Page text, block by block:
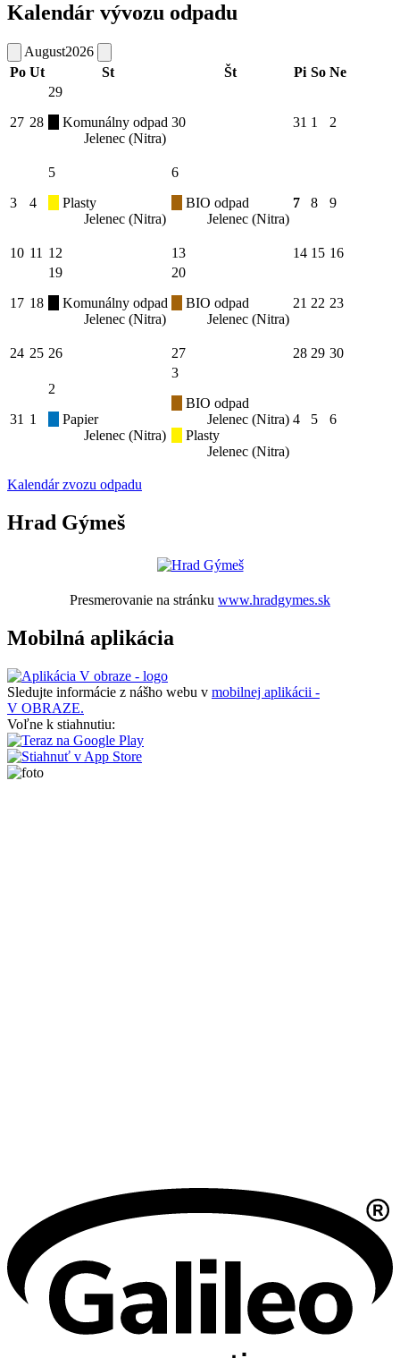
Kalendár vývozu odpadu
August2026
Po Ut St Št Pi So Ne
27 28
29
Komunálny odpad
Jelenec (Nitra)
30 31 1 2
3 4
5
Plasty
Jelenec (Nitra)
6
BIO odpad
Jelenec (Nitra)
7 8 9
10 11 12 13 14 15 16
17 18
19
Komunálny odpad
Jelenec (Nitra)
20
BIO odpad
Jelenec (Nitra)
21 22 23
24 25 26 27 28 29 30
31 1
2
Papier
Jelenec (Nitra)
3
BIO odpad
Jelenec (Nitra)
Plasty
Jelenec (Nitra)
4 5 6
Kalendár zvozu odpadu
Hrad Gýmeš
Presmerovanie na stránku www.hradgymes.sk
Mobilná aplikácia
Sledujte informácie z nášho webu v mobilnej aplikácii -
V OBRAZE.
Voľne k stiahnutiu: